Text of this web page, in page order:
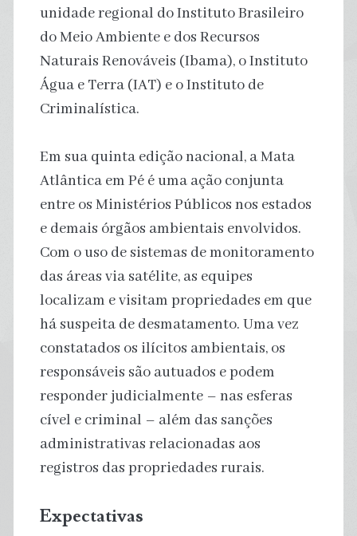
unidade regional do Instituto Brasileiro
do Meio Ambiente e dos Recursos
Naturais Renováveis (Ibama), o Instituto
Água e Terra (IAT) e o Instituto de
Criminalística.
Em sua quinta edição nacional, a Mata
Atlântica em Pé é uma ação conjunta
entre os Ministérios Públicos nos estados
e demais órgãos ambientais envolvidos.
Com o uso de sistemas de monitoramento
das áreas via satélite, as equipes
localizam e visitam propriedades em que
há suspeita de desmatamento. Uma vez
constatados os ilícitos ambientais, os
responsáveis são autuados e podem
responder judicialmente – nas esferas
cível e criminal – além das sanções
administrativas relacionadas aos
registros das propriedades rurais.
Expectativas